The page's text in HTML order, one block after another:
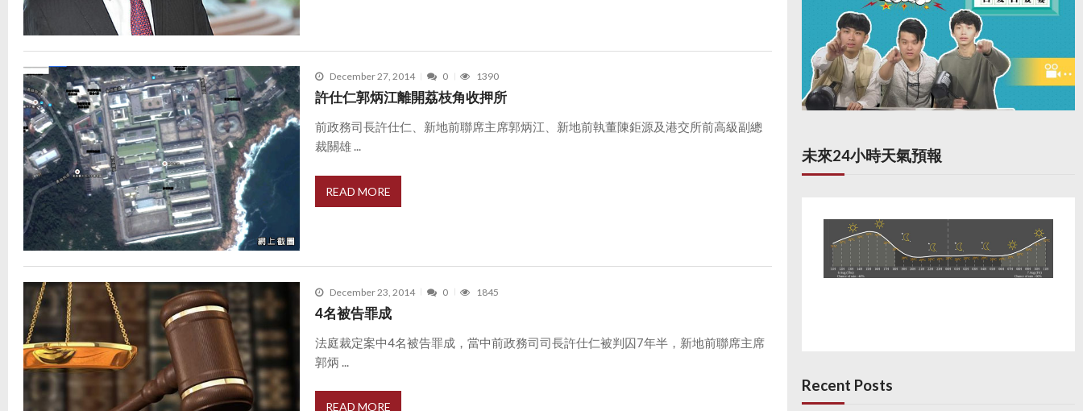
December 27, 2014 0 1390
許仕仁郭炳江離開荔枝角收押所
前政務司長許仕仁、新地前聯席主席郭炳江、新地前執董陳鉅源及港交所前高級副總
裁關雄 ...
READ MORE
December 23, 2014 0 1845
4名被告罪成
法庭裁定案中4名被告罪成，當中前政務司司長許仕仁被判囚7年半，新地前聯席主席
郭炳 ...
READ MORE
未來24小時天氣預報
Recent Posts